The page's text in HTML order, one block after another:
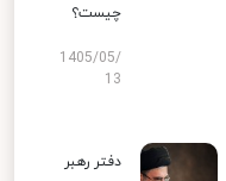
چیست؟
1405/05/
13
دفتر رهبر